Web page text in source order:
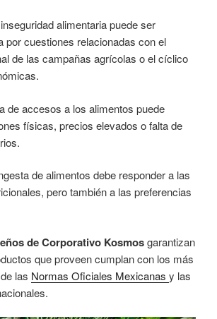
alimentaria puede ser
por cuestiones relacionadas con el
de las campañas agrícolas o el cíclico
de accesos a los alimentos puede
físicas, precios elevados o falta de
de alimentos debe responder a las
pero también a las preferencias
de Corporativo Kosmosgarantizan
que proveen cumplan con los más
las Normas Oficiales Mexicanas y las